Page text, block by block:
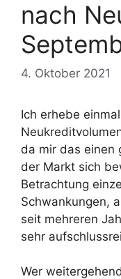
nach
4. Oktober 2021
Ich erhebe
da mir das einen
der Markt sich
Betrachtung
Schwankungen,
seit mehreren
sehr
Wer